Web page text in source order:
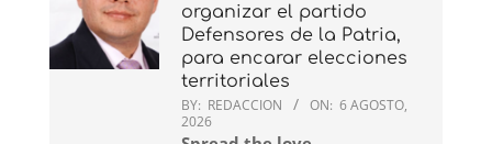
organizar el partido
Defensores de la Patria,
para encarar elecciones
territoriales
BY: REDACCION ON: 6 AGOSTO,
2026